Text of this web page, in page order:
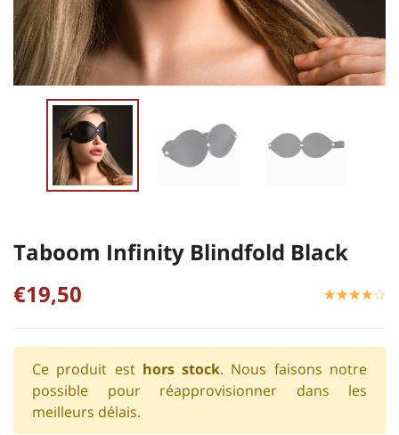
Taboom Infinity Blindfold Black
€19,50
☆☆☆☆☆
★★★★★
Ce produit est hors stock. Nous faisons notre
possible pour réapprovisionner dans les
meilleurs délais.